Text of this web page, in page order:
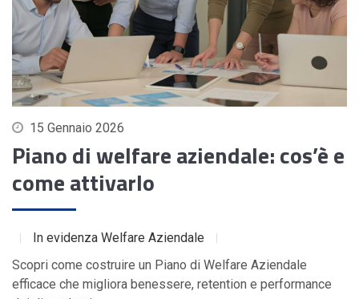
15 Gennaio 2026
Piano di welfare aziendale: cos’è e
come attivarlo
In evidenza Welfare Aziendale
Scopri come costruire un Piano di Welfare Aziendale
efficace che migliora benessere, retention e performance